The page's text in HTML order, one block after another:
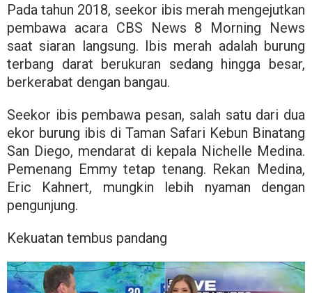
Pada tahun 2018, seekor ibis merah mengejutkan
pembawa acara CBS News 8 Morning News
saat siaran langsung. Ibis merah adalah burung
terbang darat berukuran sedang hingga besar,
berkerabat dengan bangau.
Seekor ibis pembawa pesan, salah satu dari dua
ekor burung ibis di Taman Safari Kebun Binatang
San Diego, mendarat di kepala Nichelle Medina.
Pemenang Emmy tetap tenang. Rekan Medina,
Eric Kahnert, mungkin lebih nyaman dengan
pengunjung.
Kekuatan tembus pandang